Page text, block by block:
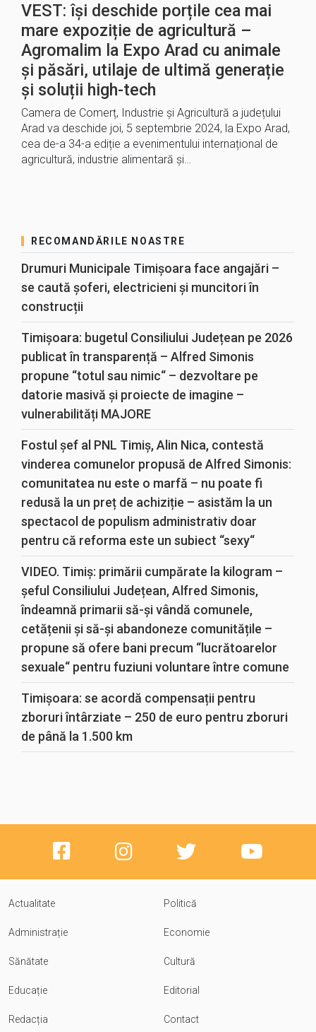
VEST: îşi deschide porțile cea mai
mare expoziție de agricultură –
Agromalim la Expo Arad cu animale
şi păsări, utilaje de ultimă generație
și soluții high-tech
Camera de Comerț, Industrie și Agricultură a județului
Arad va deschide joi, 5 septembrie 2024, la Expo Arad,
cea de-a 34-a ediție a evenimentului internațional de
agricultură, industrie alimentară și…
RECOMANDĂRILE NOASTRE
Drumuri Municipale Timișoara face angajări –
se caută șoferi, electricieni și muncitori în
construcții
Timișoara: bugetul Consiliului Județean pe 2026
publicat în transparență – Alfred Simonis
propune “totul sau nimic“ – dezvoltare pe
datorie masivă și proiecte de imagine –
vulnerabilități MAJORE
Fostul șef al PNL Timiș, Alin Nica, contestă
vinderea comunelor propusă de Alfred Simonis:
comunitatea nu este o marfă – nu poate fi
redusă la un preț de achiziție – asistăm la un
spectacol de populism administrativ doar
pentru că reforma este un subiect “sexy“
VIDEO. Timiș: primării cumpărate la kilogram –
șeful Consiliului Județean, Alfred Simonis,
îndeamnă primarii să-și vândă comunele,
cetățenii și să-și abandoneze comunitățile –
propune să ofere bani precum “lucrătoarelor
sexuale“ pentru fuziuni voluntare între comune
Timișoara: se acordă compensații pentru
zboruri întârziate – 250 de euro pentru zboruri
de până la 1.500 km
Actualitate Politică
Administrație Economie
Sănătate Cultură
Educație Editorial
Redacția Contact